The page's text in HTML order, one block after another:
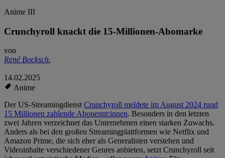
Anime III
Crunchyroll knackt die 15-Millionen-Abomarke
von
René Bocksch,
14.02.2025
Anime
Der US-StreamingdienstCrunchyroll meldete im August 2024 rund
15 Millionen zahlende Abonennt:innen. Besonders in den letzten
zwei Jahren verzeichnet das Unternehmen einen starken Zuwachs.
Anders als bei den großen Streamingplattformen wie Netflix und
Amazon Prime, die sich eher als Generalisten verstehen und
Videoinhalte verschiedener Genres anbieten, setzt Crunchyroll seit